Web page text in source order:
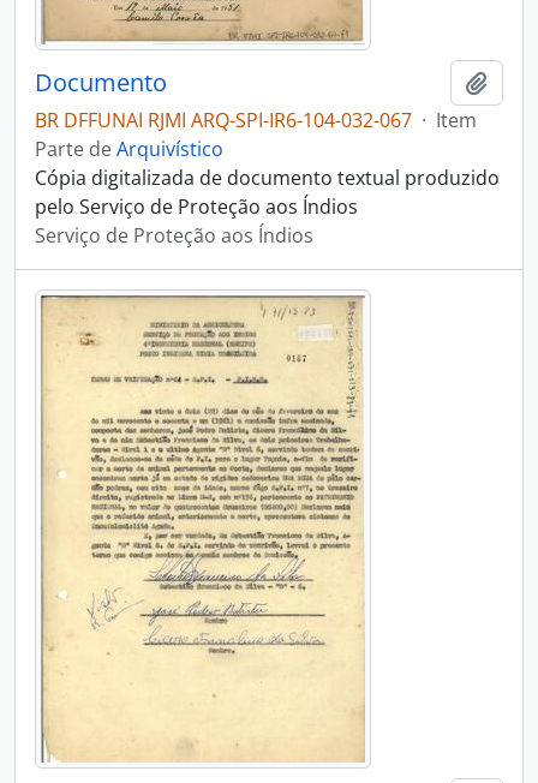
Documento
BR DFFUNAI RJMI ARQ-SPI-IR6-104-032-067 · Item
Parte deArquivístico
Cópia digitalizada de documento textual produzido
pelo Serviço de Proteção aos Índios
Serviço de Proteção aos Índios